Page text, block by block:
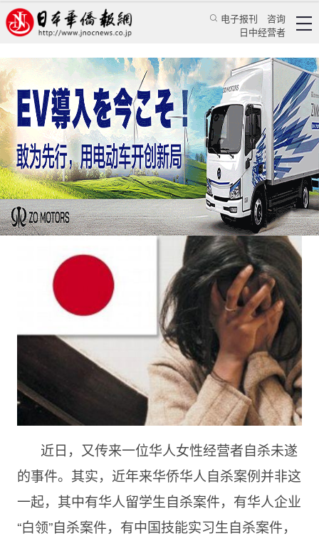
电子报刊
咨询
日中经营者
日本华人自杀案频发再敲人生警钟
王亚囡 日本新闻 社会观察
日本华侨报网 2021/5/15 10:52:54
近日，又传来一位华人女性经营者自杀未遂
的事件。其实，近年来华侨华人自杀案例并非这
一起，其中有华人留学生自杀案件，有华人企业
“白领”自杀案件，有中国技能实习生自杀案件，